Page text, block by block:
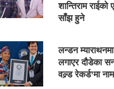
शान्तिराम
साँझ हुने
लन्डन
लगाएर दौडेका
वल्र्ड रेकर्ड’मा